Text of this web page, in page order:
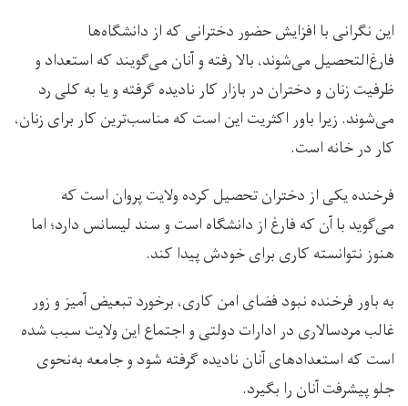
این نگرانی با افزایش حضور دخترانی که از دانشگاه‌ها
فارغ‌التحصیل می‌شوند، بالا رفته و آنان می‌گویند که استعداد و
ظرفیت زنان و دختران در بازار کار نادیده گرفته و یا به کلی رد
می‌شوند. زیرا باور اکثریت این است که مناسب‌ترین کار برای زنان،
کار در خانه است.
فرخنده یکی از دختران تحصیل کرده ولایت پروان است که
می‌گوید با آن که فارغ از دانشگاه است و سند لیسانس دارد؛ اما
هنوز نتوانسته کاری برای خودش پیدا کند.
به باور فرخنده نبود فضای امن کاری، برخورد تبعیض آمیز و زور
غالب مردسالاری در ادارات دولتی و اجتماع این ولایت سبب شده
است که استعدادهای آنان نادیده گرفته شود و جامعه به‌نحوی
جلو پیشرفت آنان را بگیرد.